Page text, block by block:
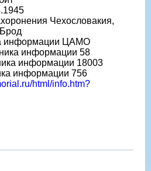
Чехословакия,
информации ЦАМО
информации 58
информации 18003
информации 756
html/info.htm?